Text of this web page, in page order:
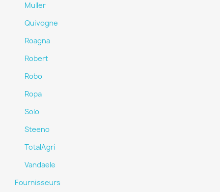
Muller
Quivogne
Roagna
Robert
Robo
Ropa
Solo
Steeno
TotalAgri
Vandaele
Fournisseurs